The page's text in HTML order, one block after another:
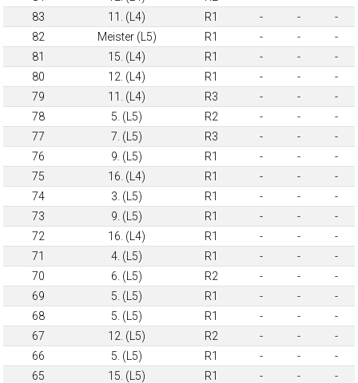
83
11. (L4) R1 - -
-
82
Meister (L5) R1 - -
-
81
15. (L4) R1 - -
-
80
12. (L4) R1 - -
-
79
11. (L4) R3 - -
-
78
5. (L5) R2 - -
-
77
7. (L5) R3 - -
-
76
9. (L5) R1 - -
-
75
16. (L4) R1 - -
-
74
3. (L5) R1 - -
-
73
9. (L5) R1 - -
-
72
16. (L4) R1 - -
-
71
4. (L5) R1 - -
-
70
6. (L5) R2 - -
-
69
5. (L5) R1 - -
-
68
5. (L5) R1 - -
-
67
12. (L5) R2 - -
-
66
5. (L5) R1 - -
-
65
15. (L5) R1 - -
-